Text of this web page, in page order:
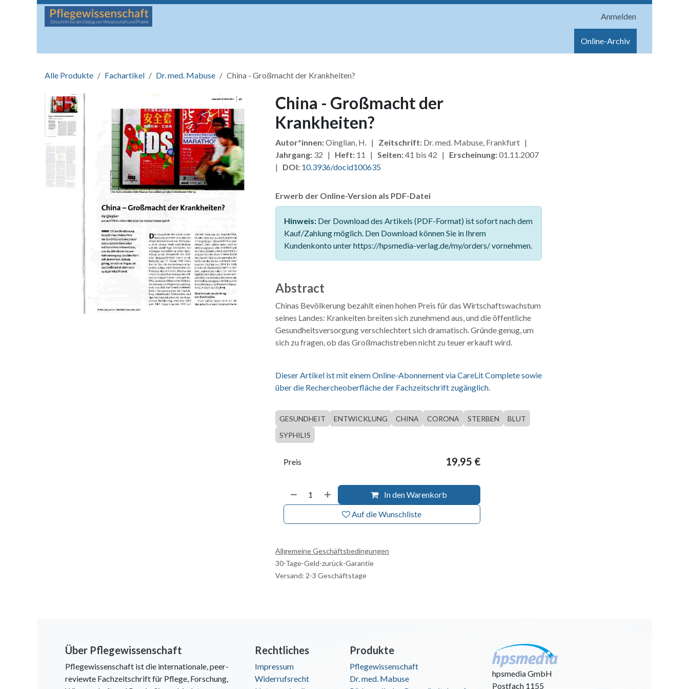
Zum Inhalt springen
Anmelden
Online-Archiv
Alle Produkte Fachartikel Dr. med. Mabuse China - Großmacht der Krankheiten?
China - Großmacht der
Krankheiten?
Autor*innen:Oinglian, H. | Zeitschrift:Dr. med. Mabuse, Frankfurt |
Jahrgang:32 | Heft:11 | Seiten:41 bis 42 | Erscheinung:01.11.2007
| DOI: 10.3936/docid100635
Erwerb der Online-Version als PDF-Datei
Hinweis:Der Download des Artikels (PDF-Format) ist sofort nach dem
Kauf/Zahlung möglich. Den Download können Sie in Ihrem
Kundenkonto unter https://hpsmedia-verlag.de/my/orders/ vornehmen.
Abstract
Chinas Bevölkerung bezahlt einen hohen Preis für das Wirtschaftswachstum
seines Landes: Krankeiten breiten sich zunehmend aus, und die öffentliche
Gesundheitsversorgung verschlechtert sich dramatisch. Gründe genug, um
sich zu fragen, ob das Großmachstreben nicht zu teuer erkauft wird.
Dieser Artikel ist mit einem Online-Abonnement via CareLit Complete sowie
über die Rechercheoberfläche der Fachzeitschrift zugänglich.
GESUNDHEIT ENTWICKLUNG CHINA CORONA STERBEN
BLUT
SYPHILIS
In den Warenkorb
Auf die Wunschliste
Preis 19,95 €
Allgemeine Geschäftsbedingungen
30-Tage-Geld-zurück-Garantie
Versand: 2-3 Geschäftstage
Über Pflegewissenschaft
Pflegewissenschaft ist die internationale, peer-
reviewte Fachzeitschrift für Pflege, Forschung,
Rechtliches
Impressum
Widerrufsrecht
Produkte
Pflegewissenschaft
Dr. med. Mabuse
hpsmedia GmbH
Postfach 1155